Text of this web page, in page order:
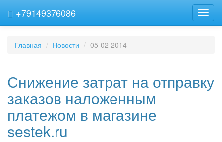
+79149376086
Главная Новости 05-02-2014
Снижение затрат на отправку
заказов наложенным
платежом в магазине
sestek.ru